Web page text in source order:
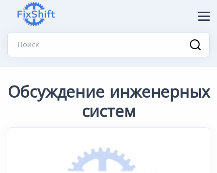
Поиск
Обсуждение инженерных
систем